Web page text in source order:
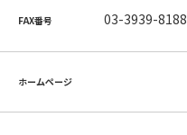
FAX番号 03-3939-8188
ホームページ